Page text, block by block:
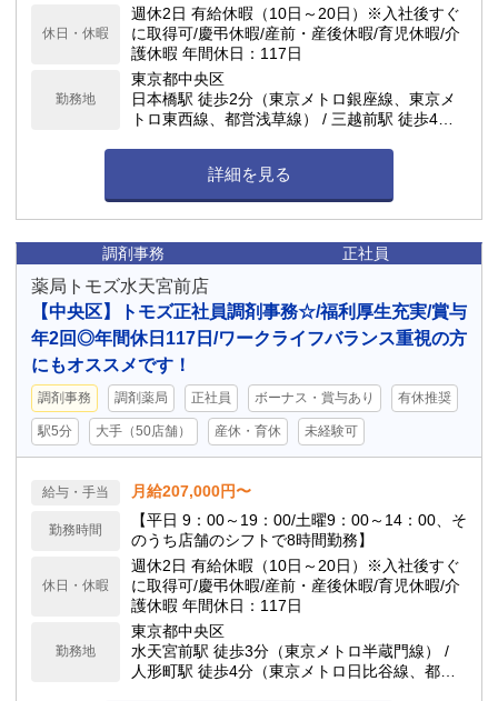
休日・休暇
週休2日 有給休暇（10日～20日）※入社後すぐ
に取得可/慶弔休暇/産前・産後休暇/育児休暇/介
護休暇 年間休日：117日
勤務地
東京都中央区
日本橋駅 徒歩2分（東京メトロ銀座線、東京メ
トロ東西線、都営浅草線） / 三越前駅 徒歩4分
詳細を見る
調剤事務 正社員
薬局トモズ水天宮前店
【中央区】トモズ正社員調剤事務☆/福利厚生充実/賞与
年2回◎年間休日117日/ワークライフバランス重視の方
にもオススメです！
調剤事務 調剤薬局 正社員 ボーナス・賞与あり 有休推奨
駅5分 大手（50店舗） 産休・育休 未経験可
給与・手当 月給207,000円〜
勤務時間
【平日 9：00～19：00/土曜9：00～14：00、そ
のうち店舗のシフトで8時間勤務】
休日・休暇
週休2日 有給休暇（10日～20日）※入社後すぐ
に取得可/慶弔休暇/産前・産後休暇/育児休暇/介
護休暇 年間休日：117日
勤務地
東京都中央区
水天宮前駅 徒歩3分（東京メトロ半蔵門線） /
人形町駅 徒歩4分（東京メトロ日比谷線、都営